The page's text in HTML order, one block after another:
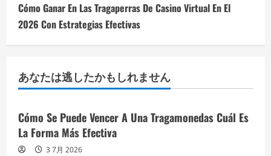
Cómo Ganar En Las Tragaperras De Casino Virtual En El
2026 Con Estrategias Efectivas
あなたは逃したかもしれません
Cómo Se Puede Vencer A Una Tragamonedas Cuál Es
La Forma Más Efectiva
3 7月 2026